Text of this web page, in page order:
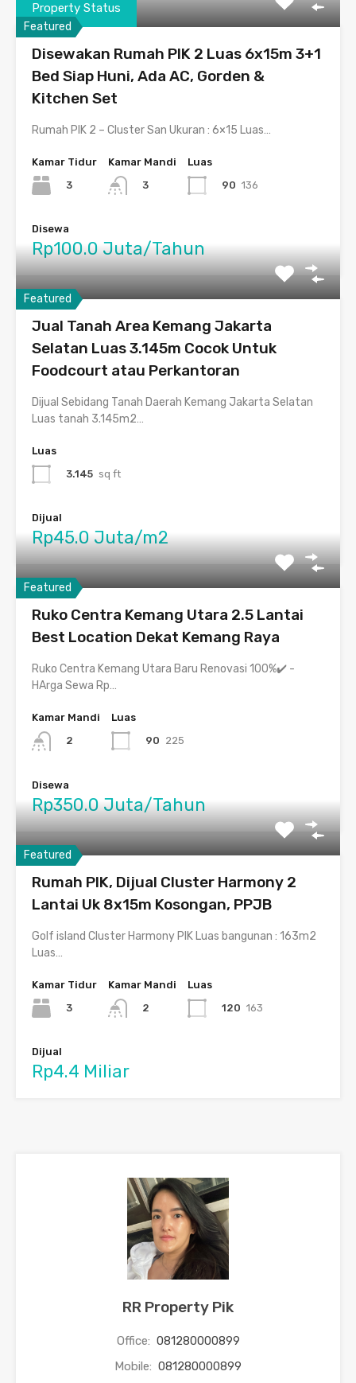
Property Status
Featured
Disewakan Rumah PIK 2 Luas 6x15m 3+1
Bed Siap Huni, Ada AC, Gorden &
Kitchen Set
Rumah PIK 2 – Cluster San Ukuran : 6×15 Luas…
Kamar Tidur
3
Kamar Mandi
3
Luas
90 136
Disewa
Rp100.0 Juta/Tahun
Featured
Jual Tanah Area Kemang Jakarta
Selatan Luas 3.145m Cocok Untuk
Foodcourt atau Perkantoran
Dijual Sebidang Tanah Daerah Kemang Jakarta Selatan
Luas tanah 3.145m2…
Luas
3.145 sq ft
Dijual
Rp45.0 Juta/m2
Featured
Ruko Centra Kemang Utara 2.5 Lantai
Best Location Dekat Kemang Raya
Ruko Centra Kemang Utara Baru Renovasi 100%✔️ -
HArga Sewa Rp…
Kamar Mandi
2
Luas
90 225
Disewa
Rp350.0 Juta/Tahun
Featured
Rumah PIK, Dijual Cluster Harmony 2
Lantai Uk 8x15m Kosongan, PPJB
Golf island Cluster Harmony PIK Luas bangunan : 163m2
Luas…
Kamar Tidur
3
Kamar Mandi
2
Luas
120 163
Dijual
Rp4.4 Miliar
RR Property Pik
Office: 081280000899
Mobile: 081280000899